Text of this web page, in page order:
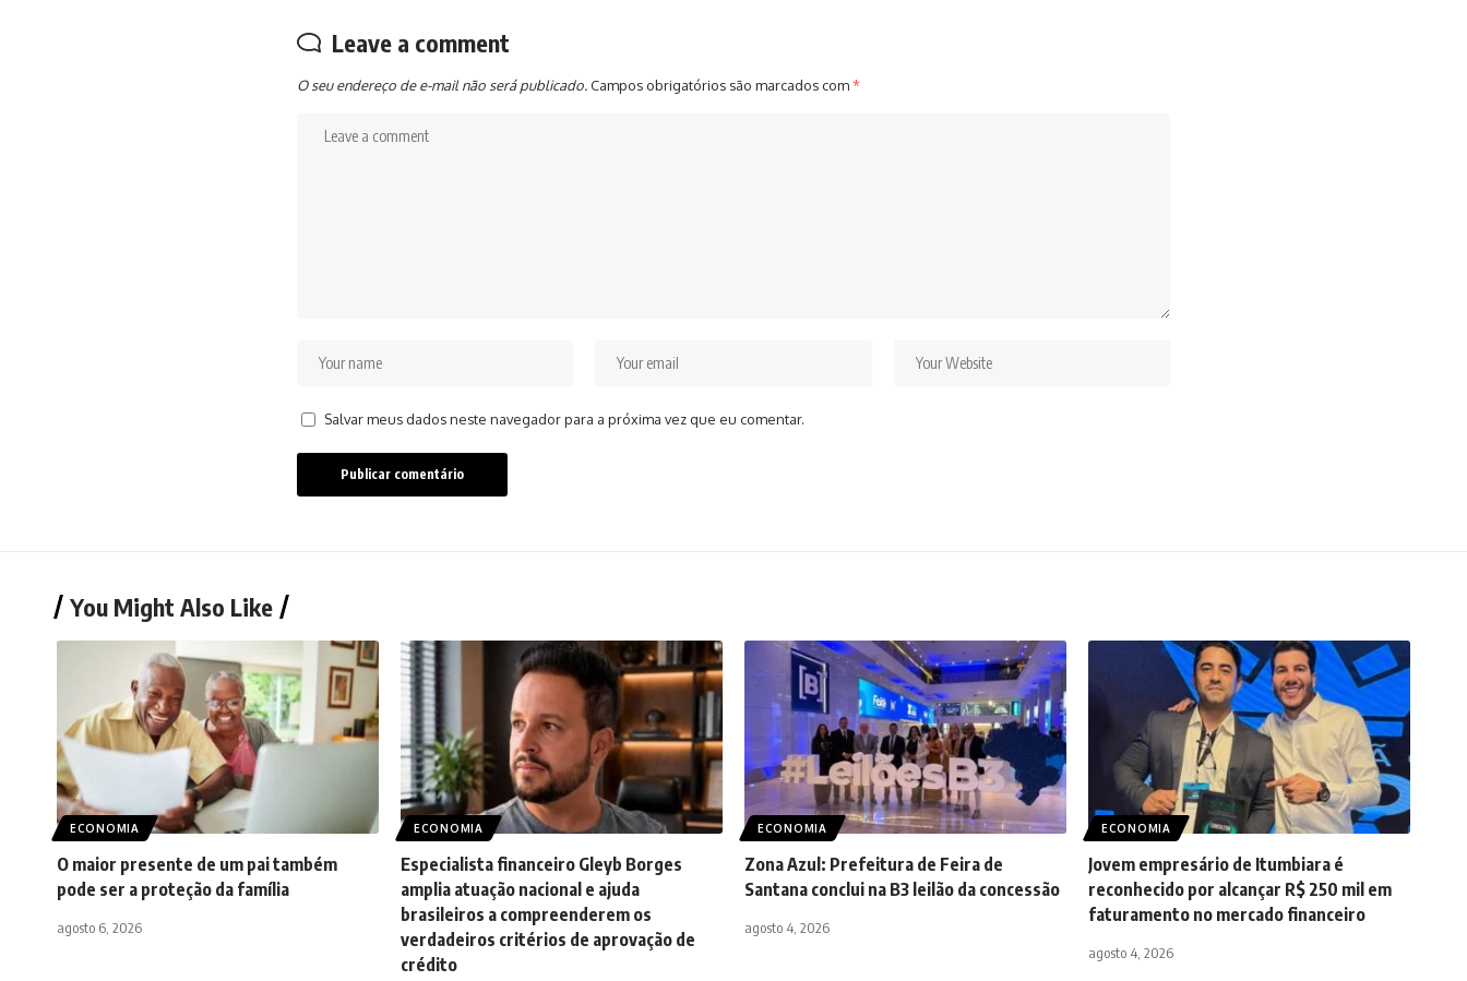
Leave a comment
O seu endereço de e-mail não será publicado. Campos obrigatórios são marcados com*
Salvar meus dados neste navegador para a próxima vez que eu comentar.
You Might Also Like
ECONOMIA
O maior presente de um pai também
pode ser a proteção da família
agosto 6, 2026
ECONOMIA
Especialista financeiro Gleyb Borges
amplia atuação nacional e ajuda
brasileiros a compreenderem os
verdadeiros critérios de aprovação de
crédito
ECONOMIA
Zona Azul: Prefeitura de Feira de
Santana conclui na B3 leilão da concessão
agosto 4, 2026
ECONOMIA
Jovem empresário de Itumbiara é
reconhecido por alcançar R$ 250 mil em
faturamento no mercado financeiro
agosto 4, 2026